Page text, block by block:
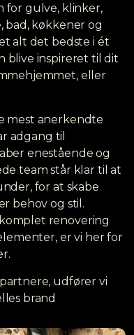
for gulve, klinker,
bad, køkkener og
alt det bedste i ét
blive inspireret til dit
eller
mest anerkendte
adgang til
enestående og
team står klar til at
for at skabe
behov og stil.
renovering
er vi her for
udfører vi
brand